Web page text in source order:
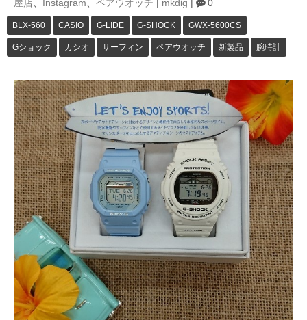
屋店
Instagram ペアウオッチ | mkdig | 0
BLX-560 CASIO G-LIDE G-SHOCK GWX-5600CS
Gショック カシオ サーフィン ペアウオッチ 新製品 腕時計